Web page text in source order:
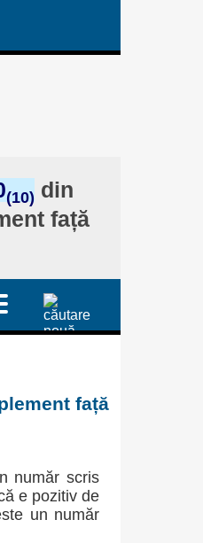
(10) din
față
față
număr scris
e pozitiv de
un număr